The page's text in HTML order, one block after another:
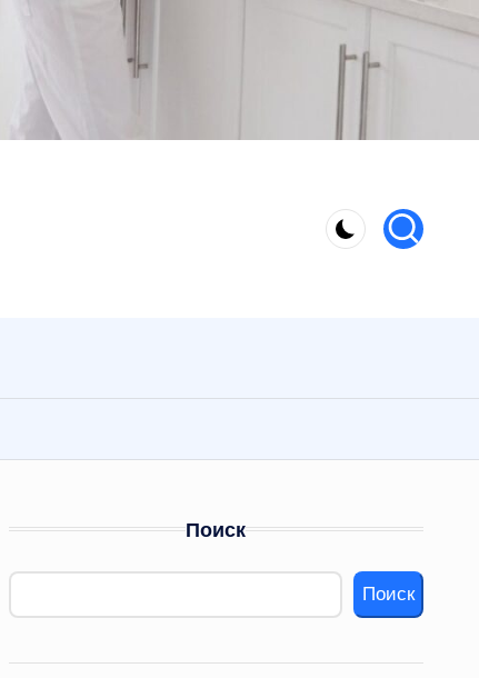
Поиск
Поиск